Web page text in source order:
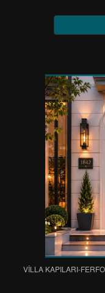
VİLLA KAPILARI-